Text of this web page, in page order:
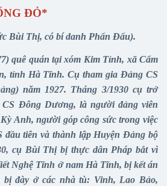
ĐỎ*
Bùi Thị, có bí danh Phấn Đấu).
quê quán tại xóm Kim Tỉnh, xã Cẩm
tỉnh Hà Tĩnh. Cụ tham gia Đảng CS
năm 1927. Tháng 3/1930 cụ trở
Đông Dương, là người đảng viên
Anh, người góp công sức trong việc
đầu tiên và thành lập Huyện Đảng bộ
cụ Bùi Thị bị thực dân Pháp bắt vì
Nghệ Tĩnh ở nam Hà Tĩnh, bị kết án
bị đày ở các nhà tù: Vinh, Lao Bảo,